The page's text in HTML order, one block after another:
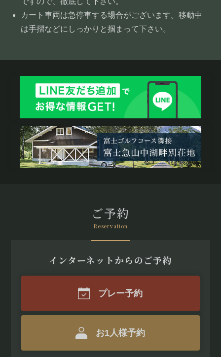
カート車両は急停車する場合がございます。移動中
は手摺などにしっかりと掴まって下さい。
ご予約
Reservation
インターネットからのご予約
プレー予約
お1人様予約